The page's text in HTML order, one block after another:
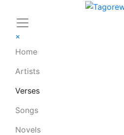
×
Home
Artists
Verses
Songs
Novels